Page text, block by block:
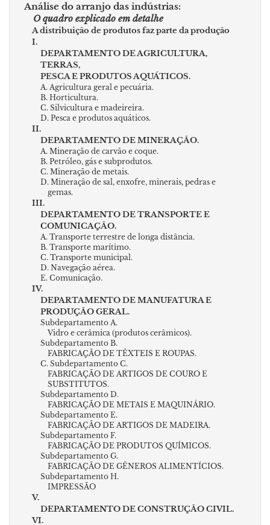
Análise do arranjo das indústrias:
O quadro explicado em detalhe
A distribuição de produtos faz parte da produção
I.
DEPARTAMENTO DE AGRICULTURA,
TERRAS,
PESCA E PRODUTOS AQUÁTICOS.
A. Agricultura geral e pecuária.
B. Horticultura.
C. Silvicultura e madeireira.
D. Pesca e produtos aquáticos.
II.
DEPARTAMENTO DE MINERAÇÃO.
A. Mineração de carvão e coque.
B. Petróleo, gás e subprodutos.
C. Mineração de metais.
D. Mineração de sal, enxofre, minerais, pedras e
gemas.
III.
DEPARTAMENTO DE TRANSPORTE E
COMUNICAÇÃO.
A. Transporte terrestre de longa distância.
B. Transporte marítimo.
C. Transporte municipal.
D. Navegação aérea.
E. Comunicação.
IV.
DEPARTAMENTO DE MANUFATURA E
PRODUÇÃO GERAL.
Subdepartamento A.
Vidro e cerâmica (produtos cerâmicos).
Subdepartamento B.
FABRICAÇÃO DE TÊXTEIS E ROUPAS.
C. Subdepartamento C.
FABRICAÇÃO DE ARTIGOS DE COURO E
SUBSTITUTOS.
Subdepartamento D.
FABRICAÇÃO DE METAIS E MAQUINÁRIO.
Subdepartamento E.
FABRICAÇÃO DE ARTIGOS DE MADEIRA.
Subdepartamento F.
FABRICAÇÃO DE PRODUTOS QUÍMICOS.
Subdepartamento G.
FABRICAÇÃO DE GÊNEROS ALIMENTÍCIOS.
Subdepartamento H.
IMPRESSÃO
V.
DEPARTAMENTO DE CONSTRUÇÃO CIVIL.
VI.